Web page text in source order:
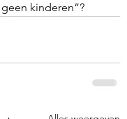
kinderen”?